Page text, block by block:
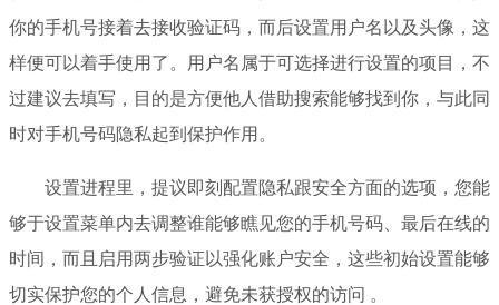
你的手机号接着去接收验证码，而后设置用户名以及头像，这
样便可以着手使用了。用户名属于可选择进行设置的项目，不
过建议去填写，目的是方便他人借助搜索能够找到你，与此同
时对手机号码隐私起到保护作用。
设置进程里，提议即刻配置隐私跟安全方面的选项，您能
够于设置菜单内去调整谁能够瞧见您的手机号码、最后在线的
时间，而且启用两步验证以强化账户安全，这些初始设置能够
切实保护您的个人信息，避免未获授权的访问 。